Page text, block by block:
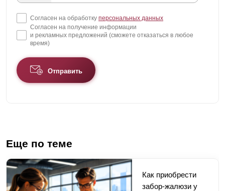
Согласен на обработку персональных данных
Согласен на получение информации
и рекламных предложений (сможете отказаться в любое
время)
Отправить
Еще по теме
Как приобрести
забор-жалюзи у